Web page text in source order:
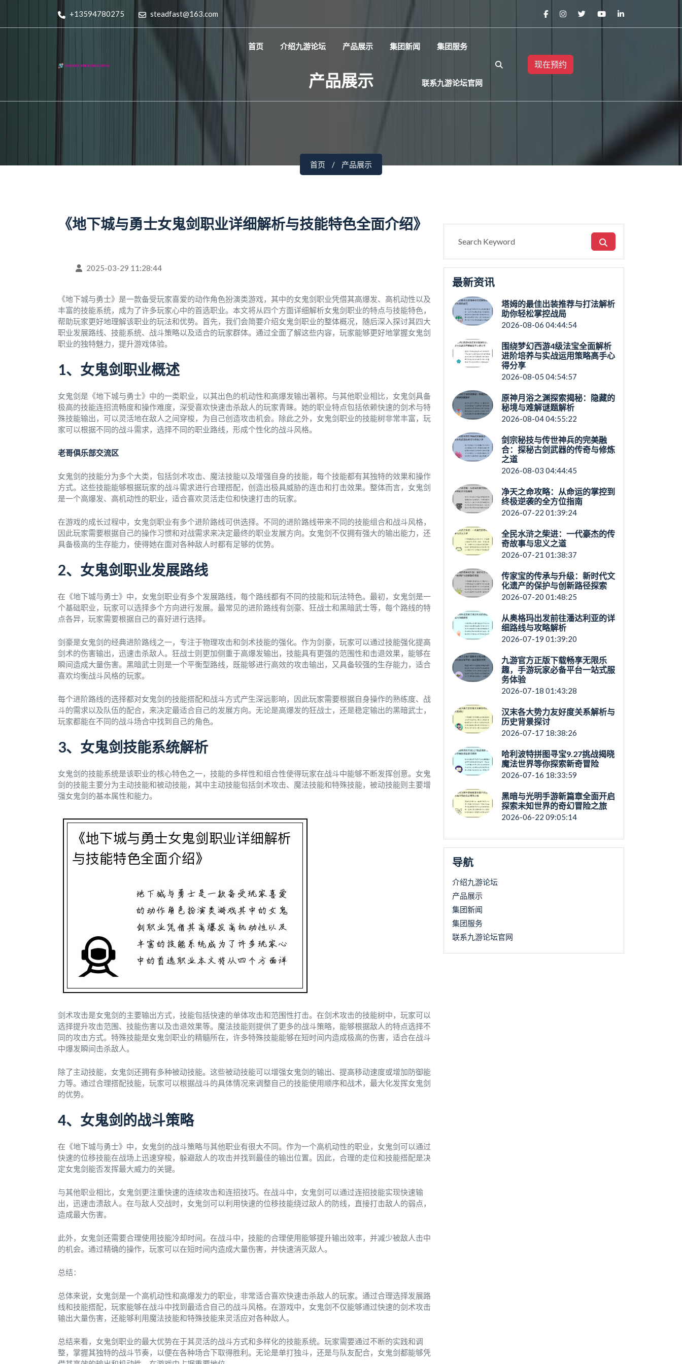
+13594780275 steadfast@163.com
首页 介绍九游论坛 产品展示 集团新闻 集团服务
联系九游论坛官网
现在预约
产品展示
首页 产品展示
《地下城与勇士女鬼剑职业详细解析与技能特色全面介绍》
2025-03-29 11:28:44
《地下城与勇士》是一款备受玩家喜爱的动作角色扮演类游戏，其中的女鬼剑职业凭借其高爆发、高机动性以及
丰富的技能系统，成为了许多玩家心中的首选职业。本文将从四个方面详细解析女鬼剑职业的特点与技能特色，
帮助玩家更好地理解该职业的玩法和优势。首先，我们会简要介绍女鬼剑职业的整体概况，随后深入探讨其四大
职业发展路线、技能系统、战斗策略以及适合的玩家群体。通过全面了解这些内容，玩家能够更好地掌握女鬼剑
职业的独特魅力，提升游戏体验。
1、女鬼剑职业概述
女鬼剑是《地下城与勇士》中的一类职业，以其出色的机动性和高爆发输出著称。与其他职业相比，女鬼剑具备
极高的技能连招流畅度和操作难度，深受喜欢快速击杀敌人的玩家青睐。她的职业特点包括依赖快速的剑术与特
殊技能输出，可以灵活地在敌人之间穿梭，为自己创造攻击机会。除此之外，女鬼剑职业的技能树非常丰富，玩
家可以根据不同的战斗需求，选择不同的职业路线，形成个性化的战斗风格。
老哥俱乐部交流区
女鬼剑的技能分为多个大类，包括剑术攻击、魔法技能以及增强自身的技能，每个技能都有其独特的效果和操作
方式。这些技能能够根据玩家的战斗需求进行合理搭配，创造出极具威胁的连击和打击效果。整体而言，女鬼剑
是一个高爆发、高机动性的职业，适合喜欢灵活走位和快速打击的玩家。
在游戏的成长过程中，女鬼剑职业有多个进阶路线可供选择。不同的进阶路线带来不同的技能组合和战斗风格，
因此玩家需要根据自己的操作习惯和对战需求来决定最终的职业发展方向。女鬼剑不仅拥有强大的输出能力，还
具备极高的生存能力，使得她在面对各种敌人时都有足够的优势。
2、女鬼剑职业发展路线
在《地下城与勇士》中，女鬼剑职业有多个发展路线，每个路线都有不同的技能和玩法特色。最初，女鬼剑是一
个基础职业，玩家可以选择多个方向进行发展。最常见的进阶路线有剑豪、狂战士和黑暗武士等，每个路线的特
点各异，玩家需要根据自己的喜好进行选择。
剑豪是女鬼剑的经典进阶路线之一，专注于物理攻击和剑术技能的强化。作为剑豪，玩家可以通过技能强化提高
剑术的伤害输出，迅速击杀敌人。狂战士则更加侧重于高爆发输出，技能具有更强的范围性和击退效果，能够在
瞬间造成大量伤害。黑暗武士则是一个平衡型路线，既能够进行高效的攻击输出，又具备较强的生存能力，适合
喜欢均衡战斗风格的玩家。
每个进阶路线的选择都对女鬼剑的技能搭配和战斗方式产生深远影响，因此玩家需要根据自身操作的熟练度、战
斗的需求以及队伍的配合，来决定最适合自己的发展方向。无论是高爆发的狂战士，还是稳定输出的黑暗武士，
玩家都能在不同的战斗场合中找到自己的角色。
3、女鬼剑技能系统解析
女鬼剑的技能系统是该职业的核心特色之一，技能的多样性和组合性使得玩家在战斗中能够不断发挥创意。女鬼
剑的技能主要分为主动技能和被动技能，其中主动技能包括剑术攻击、魔法技能和特殊技能，被动技能则主要增
强女鬼剑的基本属性和能力。
剑术攻击是女鬼剑的主要输出方式，技能包括快速的单体攻击和范围性打击。在剑术攻击的技能树中，玩家可以
选择提升攻击范围、技能伤害以及击退效果等。魔法技能则提供了更多的战斗策略，能够根据敌人的特点选择不
同的攻击方式。特殊技能是女鬼剑职业的精髓所在，许多特殊技能能够在短时间内造成极高的伤害，适合在战斗
中爆发瞬间击杀敌人。
除了主动技能，女鬼剑还拥有多种被动技能。这些被动技能可以增强女鬼剑的输出、提高移动速度或增加防御能
力等。通过合理搭配技能，玩家可以根据战斗的具体情况来调整自己的技能使用顺序和战术，最大化发挥女鬼剑
的优势。
4、女鬼剑的战斗策略
在《地下城与勇士》中，女鬼剑的战斗策略与其他职业有很大不同。作为一个高机动性的职业，女鬼剑可以通过
快速的位移技能在战场上迅速穿梭，躲避敌人的攻击并找到最佳的输出位置。因此，合理的走位和技能搭配是决
定女鬼剑能否发挥最大威力的关键。
与其他职业相比，女鬼剑更注重快速的连续攻击和连招技巧。在战斗中，女鬼剑可以通过连招技能实现快速输
出，迅速击溃敌人。在与敌人交战时，女鬼剑可以利用快速的位移技能绕过敌人的防线，直接打击敌人的弱点，
造成最大伤害。
此外，女鬼剑还需要合理使用技能冷却时间。在战斗中，技能的合理使用能够提升输出效率，并减少被敌人击中
的机会。通过精确的操作，玩家可以在短时间内造成大量伤害，并快速消灭敌人。
总结：
总体来说，女鬼剑是一个高机动性和高爆发力的职业，非常适合喜欢快速击杀敌人的玩家。通过合理选择发展路
线和技能搭配，玩家能够在战斗中找到最适合自己的战斗风格。在游戏中，女鬼剑不仅能够通过快速的剑术攻击
输出大量伤害，还能够利用魔法技能和特殊技能来灵活应对各种敌人。
总结来看，女鬼剑职业的最大优势在于其灵活的战斗方式和多样化的技能系统。玩家需要通过不断的实践和调
整，掌握其独特的战斗节奏，以便在各种场合下取得胜利。无论是单打独斗，还是与队友配合，女鬼剑都能够凭
最新资讯
塔姆的最佳出装推荐与打法解析
助你轻松掌控战局
2026-08-06 04:44:54
围绕梦幻西游4级法宝全面解析
进阶培养与实战运用策略高手心
得分享
2026-08-05 04:54:57
原神月浴之渊探索揭秘：隐藏的
秘境与难解谜题解析
2026-08-04 04:55:22
剑宗秘技与传世神兵的完美融
合：探秘古剑武器的传奇与修炼
之道
2026-08-03 04:44:45
净天之命攻略：从命运的掌控到
终极逆袭的全方位指南
2026-07-22 01:39:24
全民水浒之柴进：一代豪杰的传
奇故事与忠义之道
2026-07-21 01:38:37
传家宝的传承与升级：新时代文
化遗产的保护与创新路径探索
2026-07-20 01:48:25
从奥格玛出发前往潘达利亚的详
细路线与攻略解析
2026-07-19 01:39:20
九游官方正版下载畅享无限乐
趣，手游玩家必备平台一站式服
务体验
2026-07-18 01:43:28
汉末各大势力友好度关系解析与
历史背景探讨
2026-07-17 18:38:26
哈利波特拼图寻宝9.27挑战揭晓
魔法世界等你探索新奇冒险
2026-07-16 18:33:59
黑暗与光明手游新篇章全面开启
探索未知世界的奇幻冒险之旅
2026-06-22 09:05:14
导航
介绍九游论坛
产品展示
集团新闻
集团服务
联系九游论坛官网